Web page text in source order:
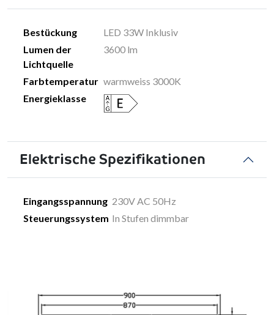
Bestückung
LED 33W Inklusiv
Lumen der
Lichtquelle
3600 lm
Farbtemperatur warmweiss 3000K
Energieklasse
Elektrische Spezifikationen
Eingangsspannung 230V AC 50Hz
Steuerungssystem In Stufen dimmbar